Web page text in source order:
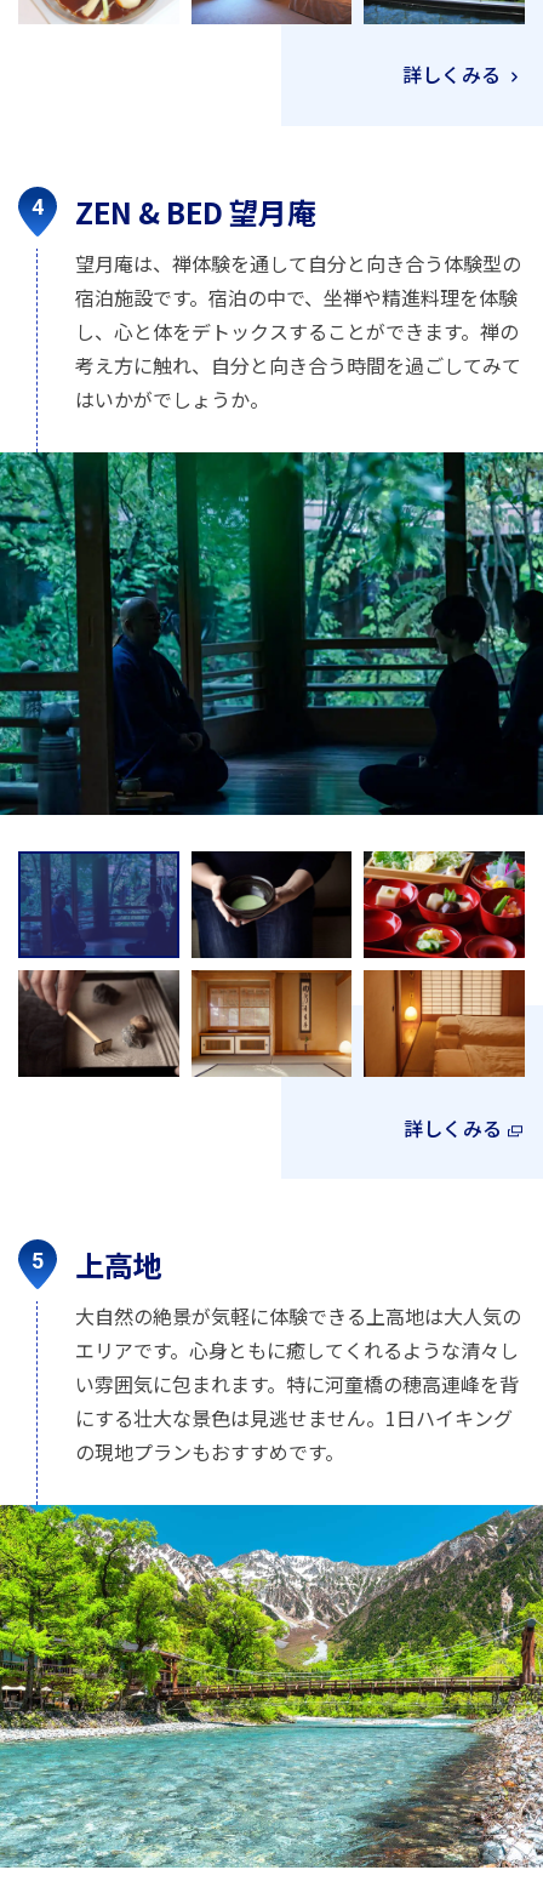
詳しくみる
ZEN & BED 望月庵
望月庵は、禅体験を通して自分と向き合う体験型の
宿泊施設です。宿泊の中で、坐禅や精進料理を体験
し、心と体をデトックスすることができます。禅の
考え方に触れ、自分と向き合う時間を過ごしてみて
はいかがでしょうか。
詳しくみる
上高地
大自然の絶景が気軽に体験できる上高地は大人気の
エリアです。心身ともに癒してくれるような清々し
い雰囲気に包まれます。特に河童橋の穂高連峰を背
にする壮大な景色は見逃せません。1日ハイキング
の現地プランもおすすめです。